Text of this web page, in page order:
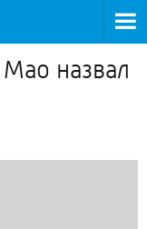
назвал